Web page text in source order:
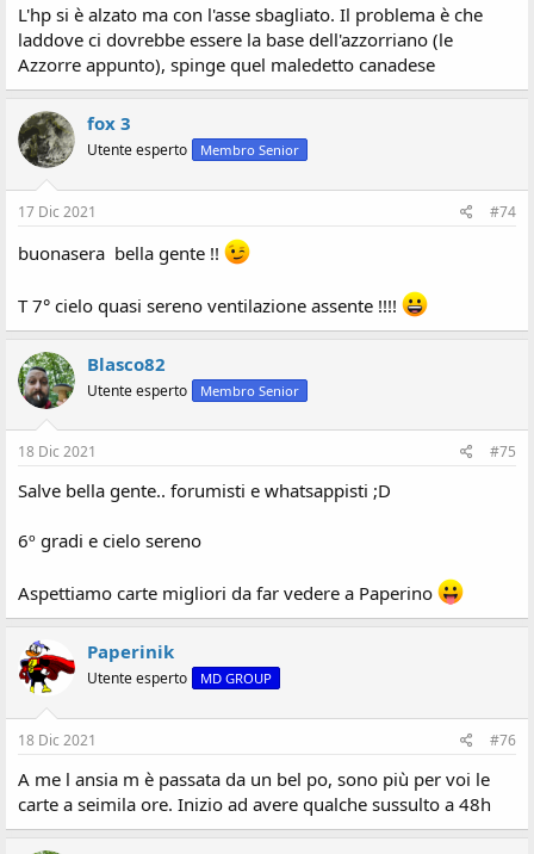
L'hp si è alzato ma con l'asse sbagliato. Il problema è che
laddove ci dovrebbe essere la base dell'azzorriano (le
Azzorre appunto), spinge quel maledetto canadese
fox 3
Utente esperto Membro Senior
17 Dic 2021 #74
buonasera bella gente !!
T 7° cielo quasi sereno ventilazione assente !!!!
Blasco82
Utente esperto Membro Senior
18 Dic 2021 #75
Salve bella gente.. forumisti e whatsappisti ;D
6º gradi e cielo sereno
Aspettiamo carte migliori da far vedere a Paperino
Paperinik
Utente esperto MD GROUP
18 Dic 2021 #76
A me l ansia m è passata da un bel po, sono più per voi le
carte a seimila ore. Inizio ad avere qualche sussulto a 48h